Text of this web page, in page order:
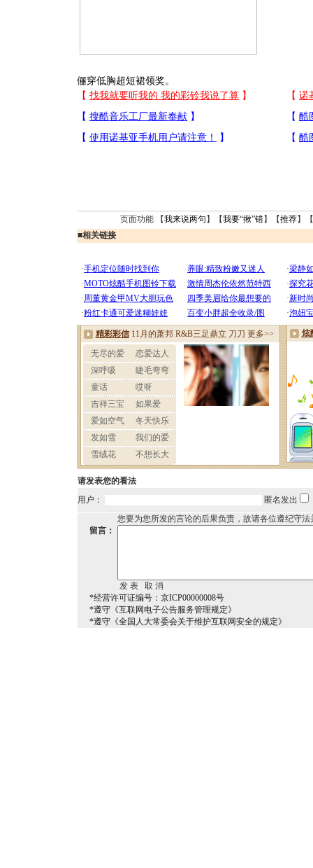
俪穿低胸超短裙领奖。
页面功能 【我来说两句 】【我要“揪”错】【推荐】
■相关链接
请发表您的看法
用户：
匿名发出
您要为您所发的言论的后果负责，故请各位遵纪守
留言：
*经营许可证编号：京ICP00000008号
*遵守《互联网电子公告服务管理规定》
*遵守《全国人大常委会关于维护互联网安全的规定》